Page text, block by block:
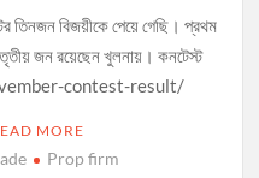
তিনজন বিজয়ীকে পেয়ে গেছি। প্রথম
জন রয়েছেন খুলনায়। কনটেস্ট
contest-result/
MORE
Prop firm